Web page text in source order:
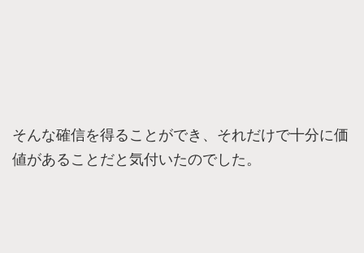
そんな確信を得ることができ、それだけで十分に価
値があることだと気付いたのでした。